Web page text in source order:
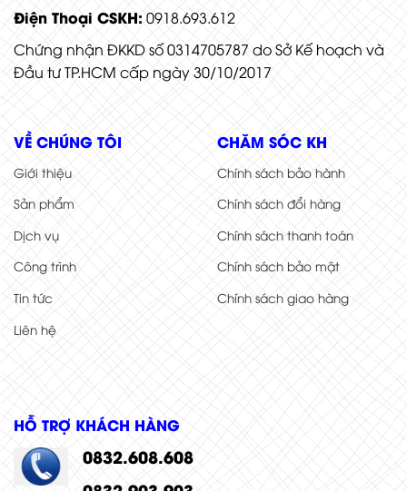
Điện Thoại CSKH: 0918.693.612
Chứng nhận ĐKKD số 0314705787 do Sở Kế hoạch và
Đầu tư TP.HCM cấp ngày 30/10/2017
VỀ CHÚNG TÔI
Giới thiệu
Sản phẩm
Dịch vụ
Công trình
Tin tức
Liên hệ
CHĂM SÓC KH
Chính sách bảo hành
Chính sách đổi hàng
Chính sách thanh toán
Chính sách bảo mật
Chính sách giao hàng
HỖ TRỢ KHÁCH HÀNG
0832.608.608